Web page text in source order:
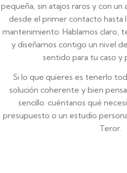
pequeña, sin atajos raros y con
desde el primer contacto hasta
mantenimiento. Hablamos claro,
y diseñamos contigo un nivel
sentido para tu caso y
Si lo que quieres es tenerlo
solución coherente y bien
sencillo: cuéntanos qué
presupuesto o un estudio
Teror.